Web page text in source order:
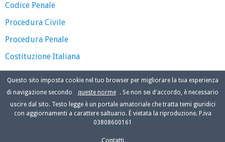
Codice Penale
Procedura Civile
Procedura Penale
Costituzione Italiana
Questo sito imposta cookie nel tuo browser per migliorare la tua esperienza
di navigazione secondo
queste norme
. Se non sei d'accordo, è necessario
uscire dal sito. Testo legge è un portale amatoriale che tratta temi giuridici
con aggiornamenti a carattere saltuario. È vietata la riproduzione. P.iva
03808600161
Contatti